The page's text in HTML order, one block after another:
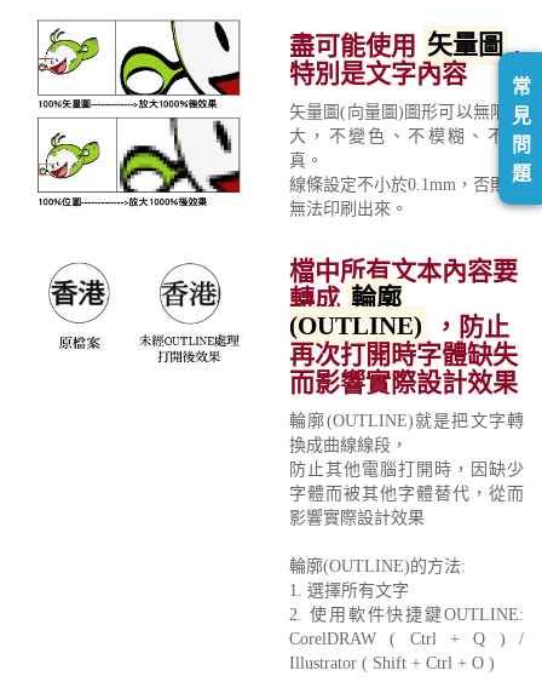
盡可能使用 矢量圖,
特別是文字內容
矢量圖(向量圖)圖形可以無限放
大，不變色、不模糊、不失
真。
線條設定不小於0.1mm，否則將
無法印刷出來。
檔中所有文本內容要
轉成 輪廓
(OUTLINE)
，防止
再次打開時字體缺失
而影響實際設計效果
輪廓(OUTLINE)就是把文字轉
換成曲線線段，
防止其他電腦打開時，因缺少
字體而被其他字體替代，從而
影響實際設計效果
輪廓(OUTLINE)的方法:
1. 選擇所有文字
2. 使用軟件快捷鍵OUTLINE:
CorelDRAW ( Ctrl + Q ) /
Illustrator ( Shift + Ctrl + O )
常
見
問
題